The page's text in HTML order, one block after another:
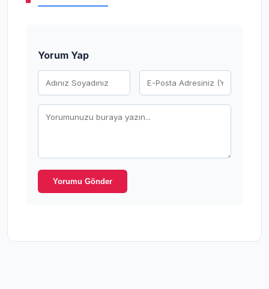
Yorum Yap
Yorumu Gönder